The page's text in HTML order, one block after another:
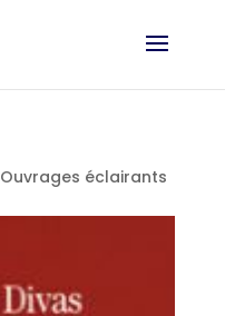
Ouvrages éclairants